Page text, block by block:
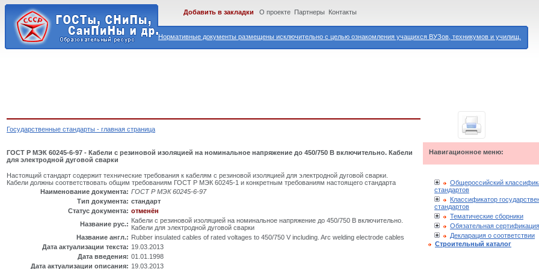
Нормативные документы размещены исключительно с целью ознакомления учащихся ВУЗов, техникумов и училищ.
Добавить в закладки О проекте Партнеры Контакты
Государственные стандарты - главная страница
ГОСТ Р МЭК 60245-6-97 - Кабели с резиновой изоляцией на номинальное напряжение до 450/750 В включительно. Кабели
для электродной дуговой сварки
Настоящий стандарт содержит технические требования к кабелям с резиновой изоляцией для электродной дуговой сварки.
Кабели должны соответствовать общим требованиям ГОСТ Р МЭК 60245-1 и конкретным требованиям настоящего стандарта
Наименование документа: ГОСТ Р МЭК 60245-6-97
Тип документа: стандарт
Статус документа: отменён
Название рус.: Кабели с резиновой изоляцией на номинальное напряжение до 450/750 В включительно.
Кабели для электродной дуговой сварки
Название англ.: Rubber insulated cables of rated voltages to 450/750 V including. Arc welding electrode cables
Дата актуализации текста: 19.03.2013
Дата введения: 01.01.1998
Дата актуализации описания: 19.03.2013
Навигационное меню:
Общероссийский
стандартов
Классификатор
стандартов
Тематические сборники
Обязательная сертификация
Декларация о соответствии
Строительный каталог